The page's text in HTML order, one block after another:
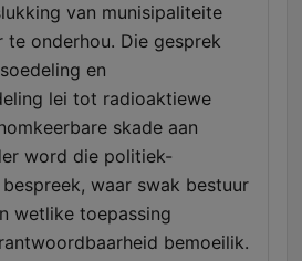
van munisipaliteite
te onderhou. Die gesprek
en
lei tot radioaktiewe
skade aan
word die politiek-
waar swak bestuur
wetlike toepassing
bemoeilik.